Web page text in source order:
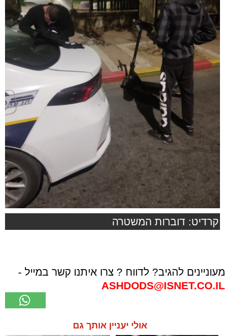
קרדיט: דוברות המשטרה
מעוניינים להגיב? לדווח ? צרו איתנו קשר במייל -
ASHDODS@ISNET.CO.IL
אולי יעניין אותך גם